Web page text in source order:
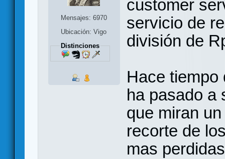
Mensajes: 6970
Ubicación: Vigo
Distinciones
customer
servicio de
división de
Hace tiempo
ha pasado a
que miran
recorte de
mas